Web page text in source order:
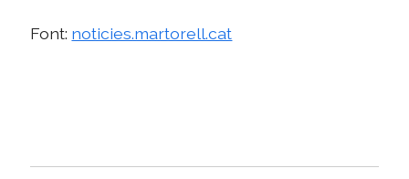
Font: noticies.martorell.cat